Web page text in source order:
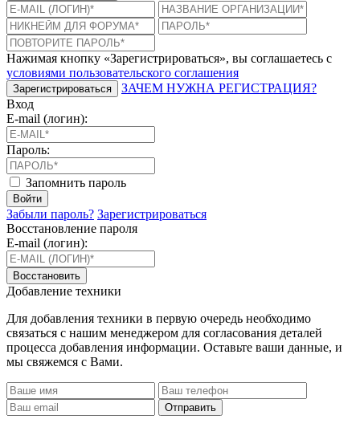
Нажимая кнопку «Зарегистрироваться», вы соглашаетесь с
условиями пользовательского соглашения
Зарегистрироваться
ЗАЧЕМ НУЖНА РЕГИСТРАЦИЯ?
Вход
E-mail (логин):
Пароль:
Запомнить пароль
Войти
Забыли пароль? Зарегистрироваться
Восстановление пароля
E-mail (логин):
Восстановить
Добавление техники
Для добавления техники в первую очередь необходимо
связаться с нашим менеджером для согласования деталей
процесса добавления информации. Оставьте ваши данные, и
мы свяжемся с Вами.